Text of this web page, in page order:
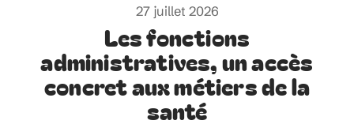
27 juillet 2026
Les fonctions
administratives, un accès
concret aux métiers de la
santé